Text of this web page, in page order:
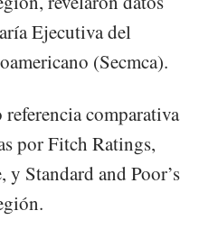
Ejecutiva del
(Secmca).
comparativa
por Fitch Ratings,
Standard and Poor’s